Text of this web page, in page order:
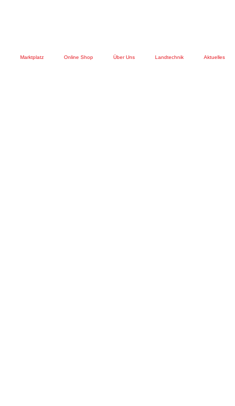
Marktplatz Online Shop Über Uns Landtechnik Aktuelles